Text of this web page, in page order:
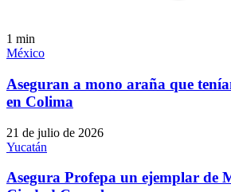
1 min
México
Aseguran a mono araña que
en Colima
21 de julio de 2026
Yucatán
Asegura Profepa un ejemplar de